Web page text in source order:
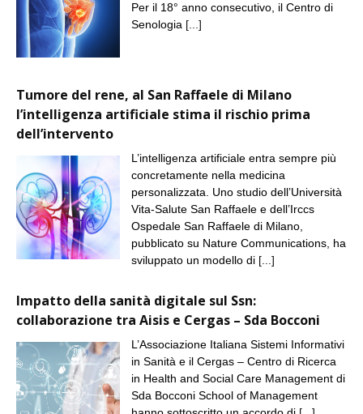
Per il 18° anno consecutivo, il Centro di
Senologia [...]
Tumore del rene, al San Raffaele di Milano
l’intelligenza artificiale stima il rischio prima
dell’intervento
L’intelligenza artificiale entra sempre più
concretamente nella medicina
personalizzata. Uno studio dell’Università
Vita-Salute San Raffaele e dell’Irccs
Ospedale San Raffaele di Milano,
pubblicato su Nature Communications, ha
sviluppato un modello di [...]
Impatto della sanità digitale sul Ssn:
collaborazione tra Aisis e Cergas – Sda Bocconi
L’Associazione Italiana Sistemi Informativi
in Sanità e il Cergas – Centro di Ricerca
in Health and Social Care Management di
Sda Bocconi School of Management